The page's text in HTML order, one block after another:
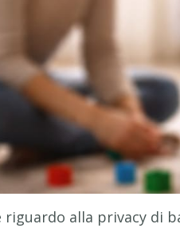
riguardo alla privacy